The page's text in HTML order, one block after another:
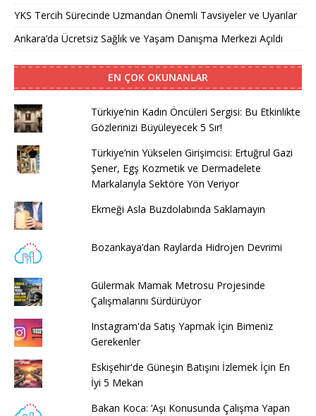
YKS Tercih Sürecinde Uzmandan Önemli Tavsiyeler ve Uyarılar
Ankara’da Ücretsiz Sağlık ve Yaşam Danışma Merkezi Açıldı
EN ÇOK OKUNANLAR
Türkiye’nin Kadın Öncüleri Sergisi: Bu Etkinlikte
Gözlerinizi Büyüleyecek 5 Sır!
Türkiye’nin Yükselen Girişimcisi: Ertuğrul Gazi
Şener, Egş Kozmetik ve Dermadelete
Markalarıyla Sektöre Yön Veriyor
Ekmeği Asla Buzdolabında Saklamayın
Bozankaya’dan Raylarda Hidrojen Devrimi
Gülermak Mamak Metrosu Projesinde
Çalışmalarını Sürdürüyor
Instagram'da Satış Yapmak İçin Bimeniz
Gerekenler
Eskişehir'de Güneşin Batışını İzlemek İçin En
İyi 5 Mekan
Bakan Koca: ’Aşı Konusunda Çalışma Yapan